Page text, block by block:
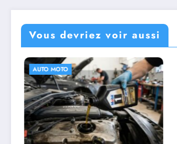
Vous devriez voir aussi
MOTO SANTÉ